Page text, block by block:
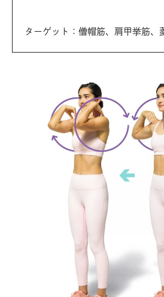
ターゲット：僧帽筋、肩甲挙筋、